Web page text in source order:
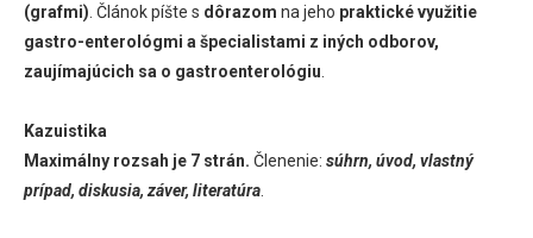
(grafmi) . Článok píšte s dôrazom na jeho praktické využitie
gastro-enterológmi a špecialistami z iných odborov,
zaujímajúcich sa o gastroenterológiu
Kazuistika
Maximálny rozsah je 7 strán. Členenie: súhrn, úvod, vlastný
prípad, diskusia, záver, literatúra